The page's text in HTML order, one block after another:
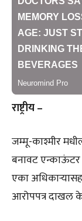
राष्ट्रीय –
जम्मू-काश्मीर
बनावट एन्काऊंटर
एका
आरोपपत्र